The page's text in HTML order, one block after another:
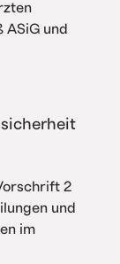
ASiG und
2
und
im